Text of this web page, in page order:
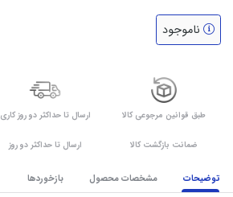
ناموجود
طبق قوانین مرجوعی کالا
ضمانت بازگشت کالا
ارسال تا حداکثر دو روز کاری
ارسال تا حداکثر دو روز
توضیحات مشخصات محصول بازخوردها